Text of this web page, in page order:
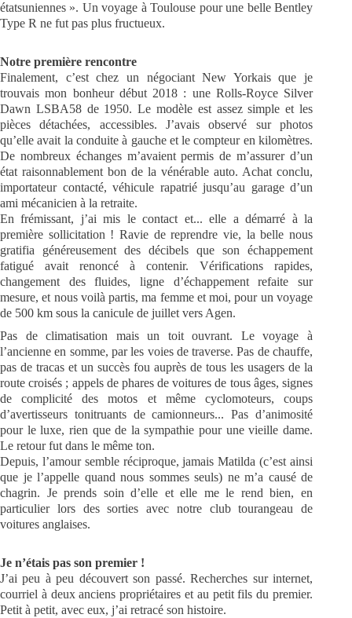
étatsuniennes ». Un voyage à Toulouse pour une belle Bentley
Type R ne fut pas plus fructueux.
Notre première rencontre
Finalement, c’est chez un négociant New Yorkais que je
trouvais mon bonheur début 2018 : une Rolls-Royce Silver
Dawn LSBA58 de 1950. Le modèle est assez simple et les
pièces détachées, accessibles. J’avais observé sur photos
qu’elle avait la conduite à gauche et le compteur en kilomètres.
De nombreux échanges m’avaient permis de m’assurer d’un
état raisonnablement bon de la vénérable auto. Achat conclu,
importateur contacté, véhicule rapatrié jusqu’au garage d’un
ami mécanicien à la retraite.
En frémissant, j’ai mis le contact et... elle a démarré à la
première sollicitation ! Ravie de reprendre vie, la belle nous
gratifia généreusement des décibels que son échappement
fatigué avait renoncé à contenir. Vérifications rapides,
changement des fluides, ligne d’échappement refaite sur
mesure, et nous voilà partis, ma femme et moi, pour un voyage
de 500 km sous la canicule de juillet vers Agen.
Pas de climatisation mais un toit ouvrant. Le voyage à
l’ancienne en somme, par les voies de traverse. Pas de chauffe,
pas de tracas et un succès fou auprès de tous les usagers de la
route croisés ; appels de phares de voitures de tous âges, signes
de complicité des motos et même cyclomoteurs, coups
d’avertisseurs tonitruants de camionneurs... Pas d’animosité
pour le luxe, rien que de la sympathie pour une vieille dame.
Le retour fut dans le même ton.
Depuis, l’amour semble réciproque, jamais Matilda (c’est ainsi
que je l’appelle quand nous sommes seuls) ne m’a causé de
chagrin. Je prends soin d’elle et elle me le rend bien, en
particulier lors des sorties avec notre club tourangeau de
voitures anglaises.
Je n’étais pas son premier !
J’ai peu à peu découvert son passé. Recherches sur internet,
courriel à deux anciens propriétaires et au petit fils du premier.
Petit à petit, avec eux, j’ai retracé son histoire.